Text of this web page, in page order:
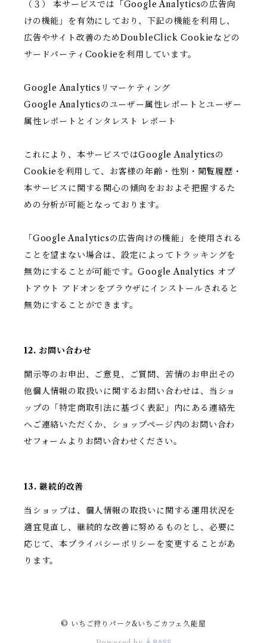
（３） 本サービスでは「Google Analyticsの広告向
けの機能」を有効にしており、下記の機能を利用し、
広告やサイト改善のためDoubleClick Cookieなどの
サードパーティCookieを利用しています。
Google Analyticsリマーケティング
Google Analyticsのユーザー属性レポートとユーザー
属性レポートとインタレスト レポート
これにより、本サービスではGoogle Analyticsの
Cookieを利用して、お客様の年齢・性別・閲覧履歴・
本サービスに関する関心の傾向をおおよそ把握するた
めの分析が可能となっております。
「Google Analyticsの広告向けの機能」を使用される
ことを望まない場合は、設定によってトラッキングを
無効にすることが可能です。Google Analytics オプ
トアウト アドオンをブラウザにインストールされると
無効にすることができます。
12. お問い合わせ
開示等のお申出、ご意見、ご質問、苦情のお申出その
他個人情報の取扱いに関するお問い合わせは、当ショ
ップの「特定商取引法に基づく表記」内にある連絡先
へご連絡いただくか、ショップページ内のお問い合わ
せフォームよりお問い合わせください。
13. 継続的改善
当ショップは、個人情報の取扱いに関する運用状況を
適宜見直し、継続的な改善に努めるものとし、必要に
応じて、本プライバシーポリシーを変更することがあ
ります。
© いちご狩りパーク&いちごカフェ久能屋